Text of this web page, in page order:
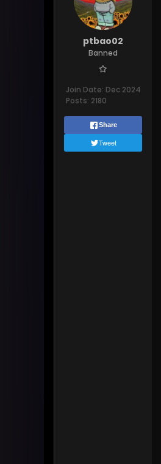
ptbao02
Banned
Join Date: Dec 2024
Posts: 2180
Share
Tweet